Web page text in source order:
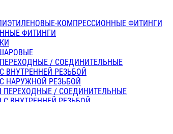
OASIS
КОМПРЕССИОННЫЕ ФИТИНГИ
ФИТИНГИ
/ СОЕДИНИТЕЛЬНЫЕ
ВНУТРЕННЕЙ РЕЗЬБОЙ
НАРУЖНОЙ РЕЗЬБОЙ
ПЕРЕХОДНЫЕ / СОЕДИНИТЕЛЬНЫЕ
ВНУТРЕННЕЙ РЕЗЬБОЙ
НАРУЖНОЙ РЕЗЬБОЙ